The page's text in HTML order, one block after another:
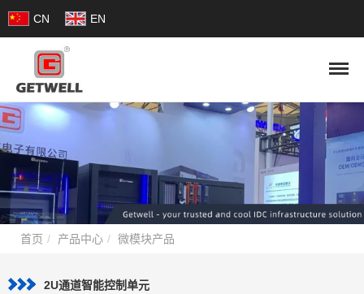
CN EN
首页 产品中心 微模块产品
2U通道智能控制单元